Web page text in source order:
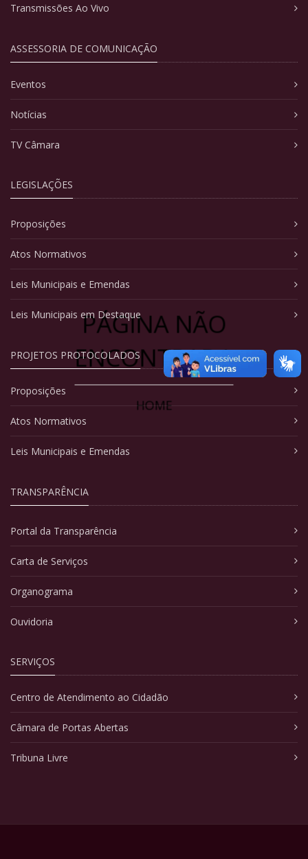
PÁGINA NÃO
ENCONTRADA
HOME
Transmissões Ao Vivo
ASSESSORIA DE COMUNICAÇÃO
Eventos
Notícias
TV Câmara
LEGISLAÇÕES
Proposições
Atos Normativos
Leis Municipais e Emendas
Leis Municipais em Destaque
PROJETOS PROTOCOLADOS
Proposições
Atos Normativos
Leis Municipais e Emendas
TRANSPARÊNCIA
Portal da Transparência
Carta de Serviços
Organograma
Ouvidoria
SERVIÇOS
Centro de Atendimento ao Cidadão
Câmara de Portas Abertas
Tribuna Livre